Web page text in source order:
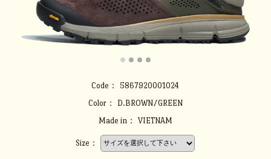
Code：
5867920001024
Color：
D.BROWN/GREEN
Made in：
VIETNAM
Size：